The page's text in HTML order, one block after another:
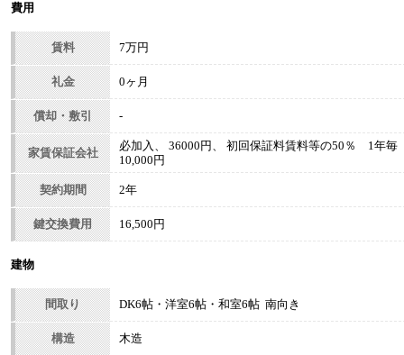
費用
賃料 7万円
礼金 0ヶ月
償却・敷引 -
家賃保証会社
必加入、 36000円、 初回保証料賃料等の50％ 1年毎
10,000円
契約期間 2年
鍵交換費用 16,500円
建物
間取り DK6帖・洋室6帖・和室6帖 南向き
構造 木造